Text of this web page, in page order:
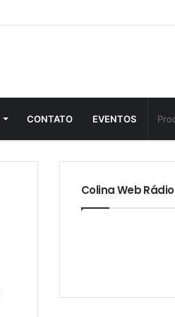
CONTATO EVENTOS
Colina Web Rádio